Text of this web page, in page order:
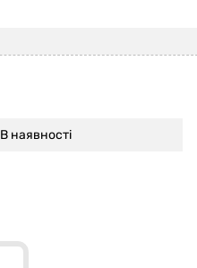
В наявності